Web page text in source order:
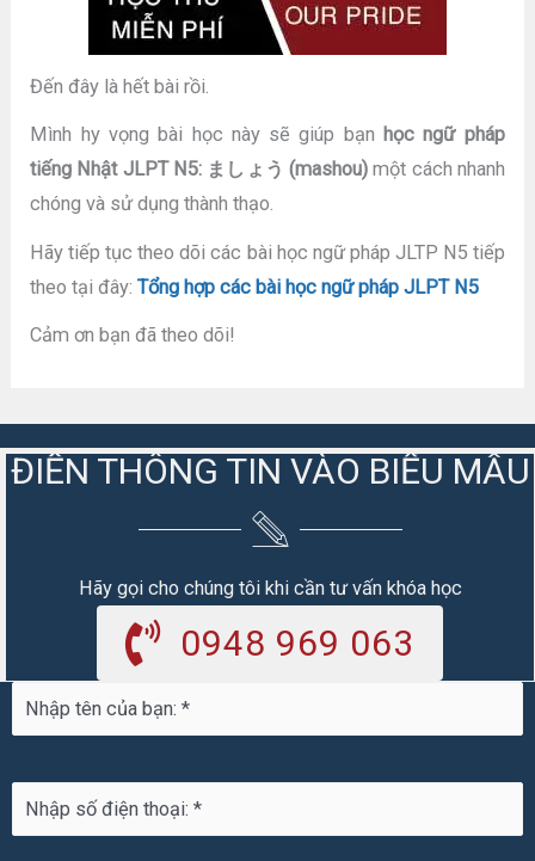
Đến đây là hết bài rồi.
Mình hy vọng bài học này sẽ giúp bạn học ngữ pháp
tiếng Nhật JLPT N5: ましょう (mashou) một cách nhanh
chóng và sử dụng thành thạo.
Hãy tiếp tục theo dõi các bài học ngữ pháp JLTP N5 tiếp
theo tại đây:Tổng hợp các bài học ngữ pháp JLPT N5
Cảm ơn bạn đã theo dõi!
ĐIỀN THÔNG TIN VÀO BIỂU MẪU
Hãy gọi cho chúng tôi khi cần tư vấn khóa học
0948 969 063